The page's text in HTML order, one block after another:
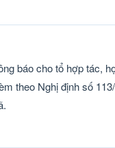
báo cho tổ hợp tác,
theo Nghị định số